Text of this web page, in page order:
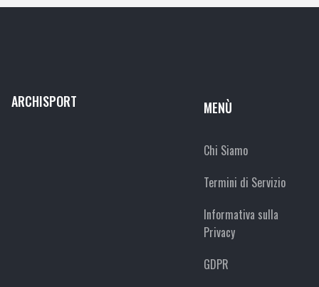
ARCHISPORT MENÙ
Chi Siamo
Termini di Servizio
Informativa sulla
Privacy
GDPR